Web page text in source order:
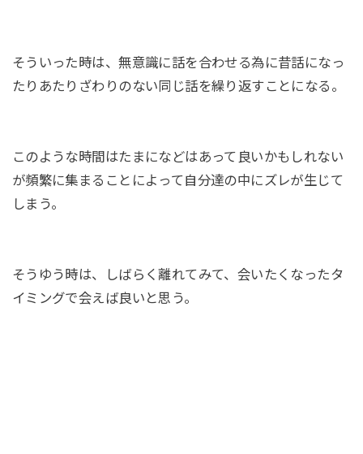
そういった時は、無意識に話を合わせる為に昔話になっ
たりあたりざわりのない同じ話を繰り返すことになる。
このような時間はたまになどはあって良いかもしれない
が頻繁に集まることによって自分達の中にズレが生じて
しまう。
そうゆう時は、しばらく離れてみて、会いたくなったタ
イミングで会えば良いと思う。